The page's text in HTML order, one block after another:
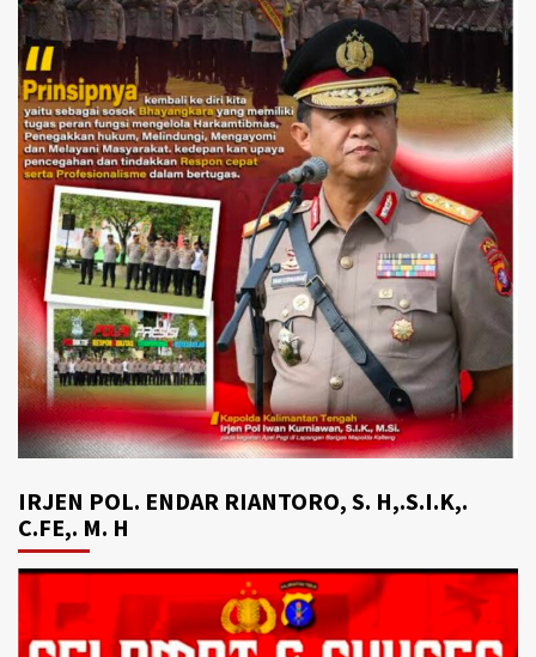
IRJEN POL. ENDAR RIANTORO, S. H,.S.I.K,.
C.FE,. M. H